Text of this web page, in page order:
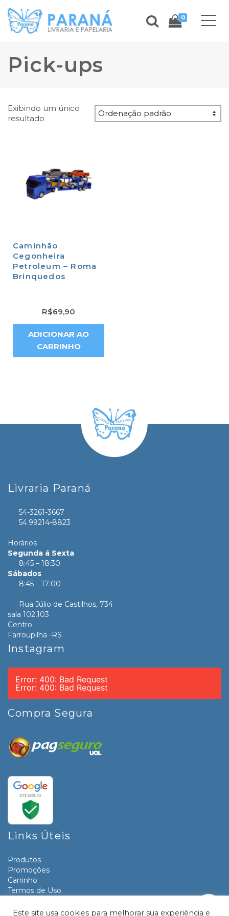
0
Pick-ups
Exibindo um único
resultado
Caminhão
Cegonheira
Petroleum – Roma
Brinquedos
R$69,90
ADICIONAR AO
CARRINHO
Livraria Paraná
54-3261-3667
54.99214-8823
Horários
Segunda á Sexta
8:45 – 18:30
Sábados
8:45 – 17:00
Rua Júlio de Castilhos, 734
sala 102,103
Centro
Farroupilha -RS
Instagram
Error: 400: Bad Request
Error: 400: Bad Request
Compra Segura
Links Úteis
Produtos
Promoções
Carrinho
Termos de Uso
Contato
Este site usa cookies para melhorar sua experiência e